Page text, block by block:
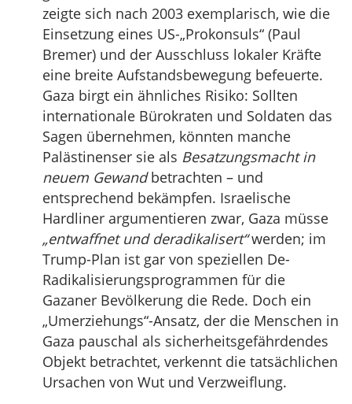
zeigte sich nach 2003 exemplarisch, wie die
Einsetzung eines US-„Prokonsuls“ (Paul
Bremer) und der Ausschluss lokaler Kräfte
eine breite Aufstandsbewegung befeuerte.
Gaza birgt ein ähnliches Risiko: Sollten
internationale Bürokraten und Soldaten das
Sagen übernehmen, könnten manche
Palästinenser sie als Besatzungsmacht in
neuem Gewandbetrachten – und
entsprechend bekämpfen. Israelische
Hardliner argumentieren zwar, Gaza müsse
„entwaffnet und deradikalisert“werden; im
Trump-Plan ist gar von speziellen De-
Radikalisierungsprogrammen für die
Gazaner Bevölkerung die Rede. Doch ein
„Umerziehungs“-Ansatz, der die Menschen in
Gaza pauschal als sicherheitsgefährdendes
Objekt betrachtet, verkennt die tatsächlichen
Ursachen von Wut und Verzweiflung.